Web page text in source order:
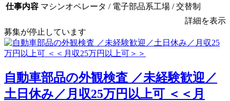
仕事内容 マシンオペレータ / 電子部品系工場 / 交替制
詳細を表示
募集が停止しています
自動車部品の外観検査 ／未経験歓迎／
土日休み／月収25万円以上可 ＜＜月